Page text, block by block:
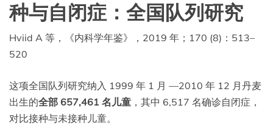
种与自闭症：全国队列研究
Hviid A 等，《内科学年鉴》，2019 年；170 (8)：513–
520
这项全国队列研究纳入 1999 年 1 月 —2010 年 12 月丹麦
出生的全部 657,461 名儿童 ，其中 6,517 名确诊自闭症，
对比接种与未接种儿童。